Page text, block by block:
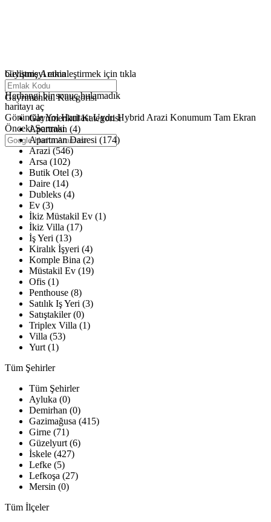
büyütmeyi etkinleştirmek için tıkla
Haritalar yükleniyor
Herhangi bir sonuç bulamadık
haritayı aç
GörüntüleYol Haritası Uydu Hybrid Arazi Konumum Tam Ekran
Önceki Sonraki
Gelişmiş Arama
Gayrimenkul Kategorisi
Gayrimenkul Kategorisi
Apartman (4)
Apartman Dairesi (174)
Arazi (546)
Arsa (102)
Butik Otel (3)
Daire (14)
Dubleks (4)
Ev (3)
İkiz Müstakil Ev (1)
İkiz Villa (17)
İş Yeri (13)
Kiralık İşyeri (4)
Komple Bina (2)
Müstakil Ev (19)
Ofis (1)
Penthouse (8)
Satılık Iş Yeri (3)
Satıştakiler (0)
Triplex Villa (1)
Villa (53)
Yurt (1)
Tüm Şehirler
Tüm Şehirler
Ayluka (0)
Demirhan (0)
Gazimağusa (415)
Girne (71)
Güzelyurt (6)
İskele (427)
Lefke (5)
Lefkoşa (27)
Mersin (0)
Tüm İlçeler